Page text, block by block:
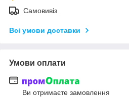
Самовивіз
Всі умови доставки
Умови оплати
Ви отримаєте замовлення